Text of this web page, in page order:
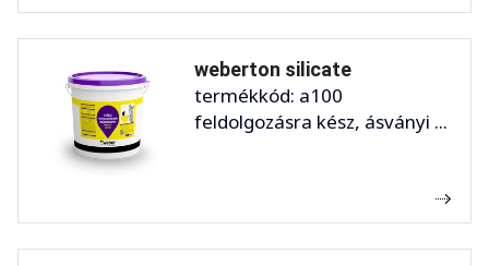
weberton silicate
termékkód: a100
feldolgozásra kész, ásványi ...